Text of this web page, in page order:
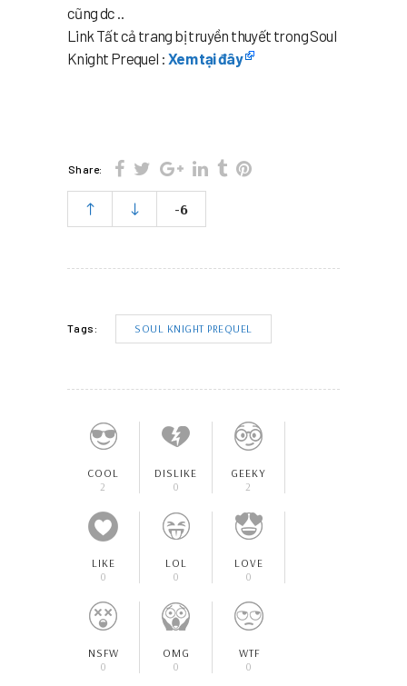
cũng dc ..
Link Tất cả trang bị truyền thuyết trong Soul
Knight Prequel : Xem tại đây
Share:
-6
Tags: SOUL KNIGHT PREQUEL
COOL
2
DISLIKE
0
GEEKY
2
LIKE
0
LOL
0
LOVE
0
NSFW
0
OMG
0
WTF
0